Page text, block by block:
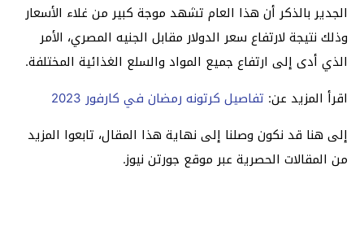
الجدير بالذكر أن هذا العام تشهد موجة كبير من غلاء الأسعار
وذلك نتيجة لارتفاع سعر الدولار مقابل الجنيه المصري، الأمر
الذي أدى إلى ارتفاع جميع المواد والسلع الغذائية المختلفة.
اقرأ المزيد عن: تفاصيل كرتونه رمضان في كارفور 2023
إلى هنا قد نكون وصلنا إلى نهاية هذا المقال، تابعوا المزيد
من المقالات الحصرية عبر موقع جورتن نيوز.